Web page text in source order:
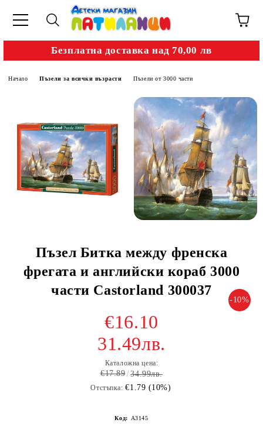
Безплатна доставка над 70,00 лв
Начало Пъзели за всички възрасти Пъзели от 3000 части
Пъзел Битка между френска
фрегата и английски кораб 3000
части Castorland 300037
-10%
€16.10
31.49лв.
Каталожна цена:
€17.89 34.99лв.
Отстъпка: €1.79 (10%)
Код: A3145